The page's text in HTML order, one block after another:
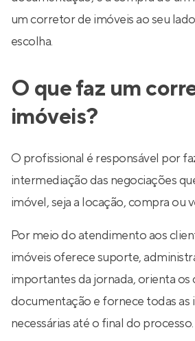
um corretor de imóveis ao seu
escolha.
O que faz um
imóveis?
O profissional é responsável por
intermediação das negociações
imóvel, seja a locação, compra ou
Por meio do atendimento aos
imóveis oferece suporte,
importantes da jornada, orienta os
documentação e fornece todas as
necessárias até o final do processo.